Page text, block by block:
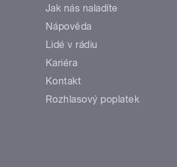
Jak nás naladíte
Nápověda
Lidé v rádiu
Kariéra
Kontakt
Rozhlasový poplatek